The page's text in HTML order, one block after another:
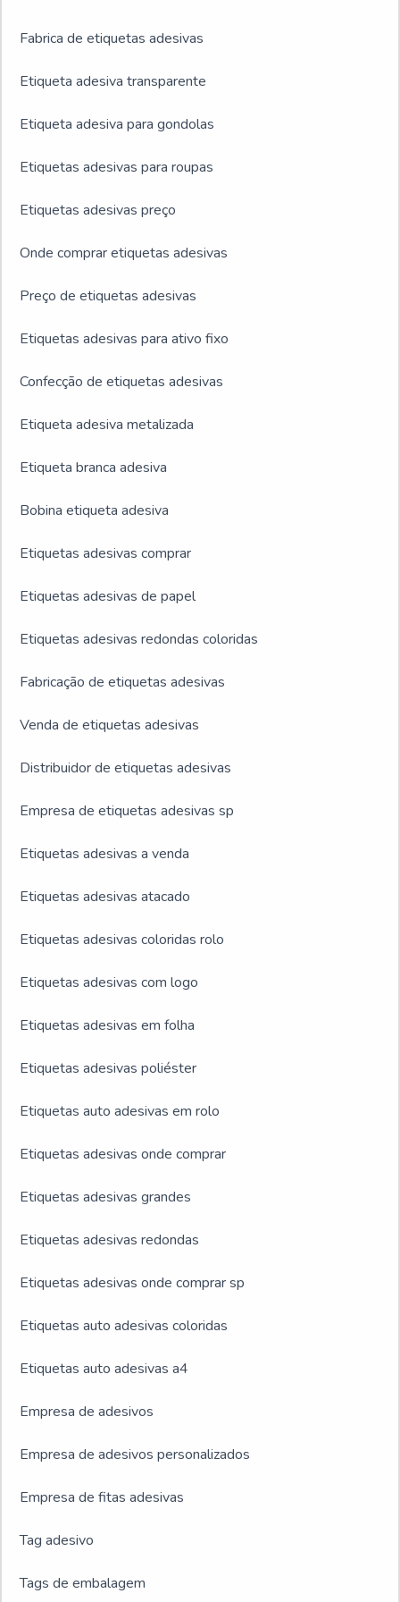
Fabrica de etiquetas adesivas
Etiqueta adesiva transparente
Etiqueta adesiva para gondolas
Etiquetas adesivas para roupas
Etiquetas adesivas preço
Onde comprar etiquetas adesivas
Preço de etiquetas adesivas
Etiquetas adesivas para ativo fixo
Confecção de etiquetas adesivas
Etiqueta adesiva metalizada
Etiqueta branca adesiva
Bobina etiqueta adesiva
Etiquetas adesivas comprar
Etiquetas adesivas de papel
Etiquetas adesivas redondas coloridas
Fabricação de etiquetas adesivas
Venda de etiquetas adesivas
Distribuidor de etiquetas adesivas
Empresa de etiquetas adesivas sp
Etiquetas adesivas a venda
Etiquetas adesivas atacado
Etiquetas adesivas coloridas rolo
Etiquetas adesivas com logo
Etiquetas adesivas em folha
Etiquetas adesivas poliéster
Etiquetas auto adesivas em rolo
Etiquetas adesivas onde comprar
Etiquetas adesivas grandes
Etiquetas adesivas redondas
Etiquetas adesivas onde comprar sp
Etiquetas auto adesivas coloridas
Etiquetas auto adesivas a4
Empresa de adesivos
Empresa de adesivos personalizados
Empresa de fitas adesivas
Tag adesivo
Tags de embalagem